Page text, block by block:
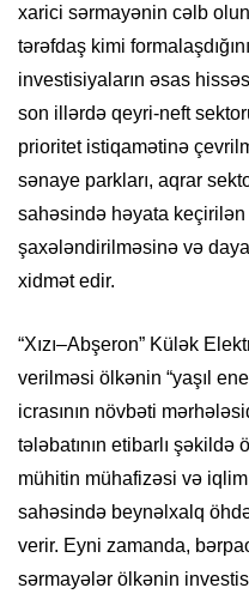
xarici sərmayənin cəlb
tərəfdaş kimi
investisiyaların əsas
son illərdə qeyri-neft
prioritet istiqamətinə
sənaye parkları, aqrar
sahəsində həyata
şaxələndirilməsinə və
xidmət edir.
“Xızı–Abşeron” Külək
verilməsi ölkənin “yaşıl
icrasının növbəti
tələbatının etibarlı
mühitin mühafizəsi və
sahəsində beynəlxalq
verir. Eyni zamanda,
sərmayələr ölkənin